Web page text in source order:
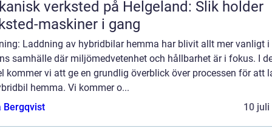
verksted på Helgeland: Slik holder
maskiner i gang
Laddning av hybridbilar hemma har blivit allt mer vanligt i
samhälle där miljömedvetenhet och hållbarhet är i fokus. I
kommer vi att ge en grundlig överblick över processen för att
hemma. Vi kommer o...
Bergqvist
10 juli